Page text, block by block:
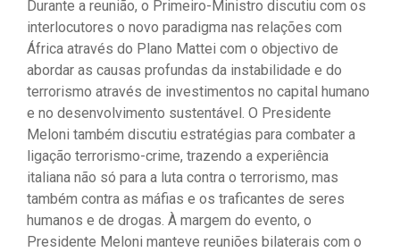
Durante a reunião, o Primeiro-Ministro discutiu com os
interlocutores o novo paradigma nas relações com
África através do Plano Mattei com o objectivo de
abordar as causas profundas da instabilidade e do
terrorismo através de investimentos no capital humano
e no desenvolvimento sustentável. O Presidente
Meloni também discutiu estratégias para combater a
ligação terrorismo-crime, trazendo a experiência
italiana não só para a luta contra o terrorismo, mas
também contra as máfias e os traficantes de seres
humanos e de drogas. À margem do evento, o
Presidente Meloni manteve reuniões bilaterais com o